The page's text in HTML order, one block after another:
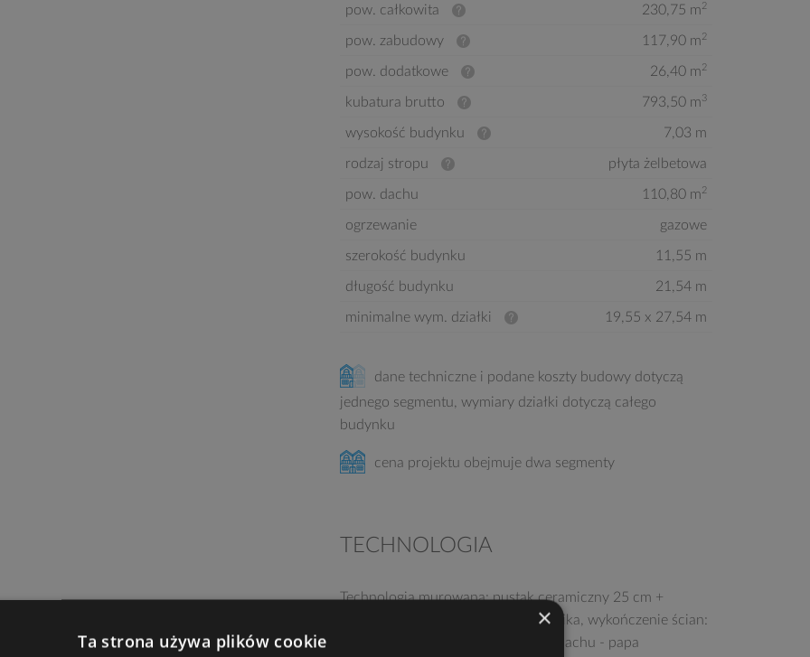
pow. całkowita 230,75 m2
pow. zabudowy 117,90 m2
pow. dodatkowe 26,40 m2
kubatura brutto 793,50 m3
wysokość budynku 7,03 m
rodzaj stropu płyta żelbetowa
pow. dachu 110,80 m2
ogrzewanie gazowe
szerokość budynku 11,55 m
długość budynku 21,54 m
minimalne wym. działki 19,55 x 27,54 m
dane techniczne i podane koszty budowy dotyczą
jednego segmentu, wymiary działki dotyczą całego
budynku
cena projektu obejmuje dwa segmenty
TECHNOLOGIA
Technologia murowana: pustak ceramiczny 25 cm +
ocieplenie w systemie Termo Organika, wykończenie ścian:
tynk, kamień elewacyjny, pokrycie dachu - papa
×
Ta strona używa plików cookie